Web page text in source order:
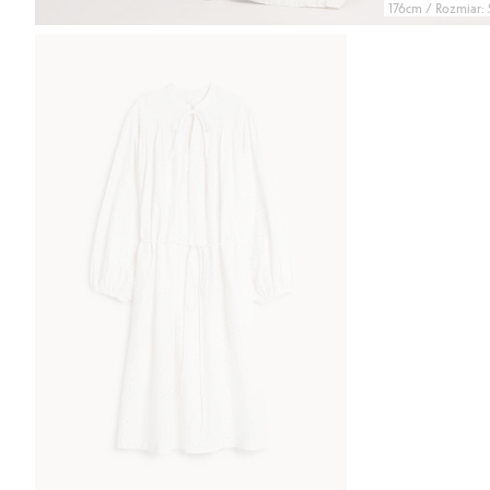
176cm / Rozmiar: